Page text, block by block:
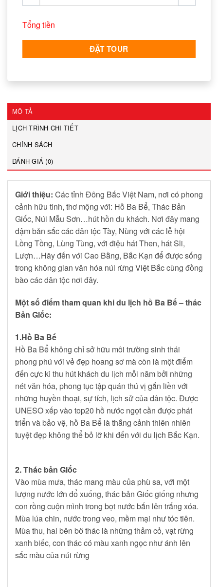
Tổng tiền
ĐẶT TOUR
MÔ TẢ
LỊCH TRÌNH CHI TIẾT
CHÍNH SÁCH
ĐÁNH GIÁ (0)
Giới thiệu: Các tỉnh Đông Bắc Việt Nam, nơi có phong
cảnh hữu tình, thơ mộng với: Hồ Ba Bể, Thác Bản
Giốc, Núi Mẫu Sơn…hút hồn du khách. Nơi đây mang
đậm bản sắc các dân tộc Tày, Nùng với các lễ hội
Lồng Tồng, Lùng Tùng, với điệu hát Then, hát Sli,
Lượn…Hãy đến với Cao Bằng, Bắc Kạn để được sống
trong không gian văn hóa núi rừng Việt Bắc cùng đồng
bào các dân tộc nơi đây.
Một số điểm tham quan khi du lịch hồ Ba Bể – thác
Bản Giốc:
1.Hồ Ba Bể
Hồ Ba Bể không chỉ sở hữu môi trường sinh thái
phong phú với vẻ đẹp hoang sơ mà còn là một điểm
đến cực kì thu hút khách du lịch mỗi năm bởi những
nét văn hóa, phong tục tập quán thú vị gắn liền với
những huyền thoại, sự tích, lịch sử của dân tộc. Được
UNESO xếp vào top20 hồ nước ngọt cần được phát
triển và bảo vệ, hồ Ba Bể là thắng cảnh thiên nhiên
tuyệt đẹp không thể bỏ lỡ khi đến với du lịch Bắc Kạn.
2. Thác bản Giốc
Vào mùa mưa, thác mang màu của phù sa, với một
lượng nước lớn đổ xuống, thác bản Giốc giống nhưng
con rồng cuộn mình trong bọt nước bắn lên trắng xóa.
Mùa lúa chin, nước trong veo, mềm mại như tóc tiên.
Mùa thu, hai bên bờ thác là những thảm cỏ, vạt rừng
xanh biếc, con thác có màu xanh ngọc như ánh lên
sắc màu của núi rừng